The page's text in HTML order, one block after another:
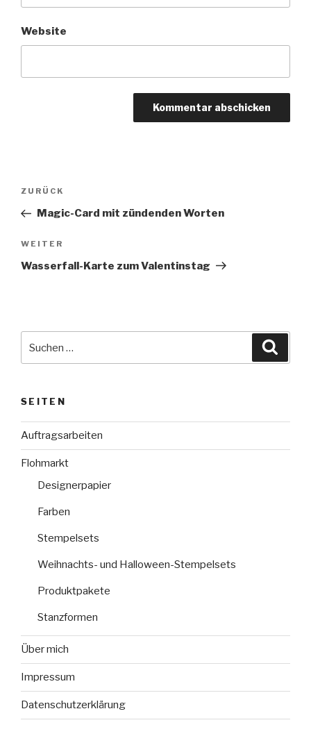
Website
Beitragsnavigation
Vorheriger
Beitrag
ZURÜCK
Magic-Card mit zündenden Worten
Nächster
Beitrag
WEITER
Wasserfall-Karte zum Valentinstag
nach:
SEITEN
Auftragsarbeiten
Flohmarkt
Designerpapier
Farben
Stempelsets
Weihnachts- und Halloween-Stempelsets
Produktpakete
Stanzformen
Über mich
Impressum
Datenschutzerklärung